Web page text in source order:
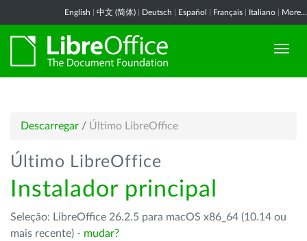
English 中文 (简体) Deutsch Español Français Italiano More...
Descarregar / Último LibreOffice
Último LibreOffice
Instalador principal
Seleção: LibreOffice 26.2.5 para macOS x86_64 (10.14 ou
mais recente) - mudar?